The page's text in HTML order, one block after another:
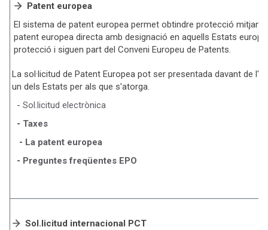
Patent europea
El sistema de patent europea permet obtindre protecció
patent europea directa amb designació en aquells Estats
protecció i siguen part del Conveni Europeu de Patents.
La sol·licitud de Patent Europea pot ser presentada davant de
un dels Estats per als que s'atorga.
- Sol.licitud electrònica
- Taxes
- La patent europea
- Preguntes freqüentes EPO
Sol.licitud internacional PCT